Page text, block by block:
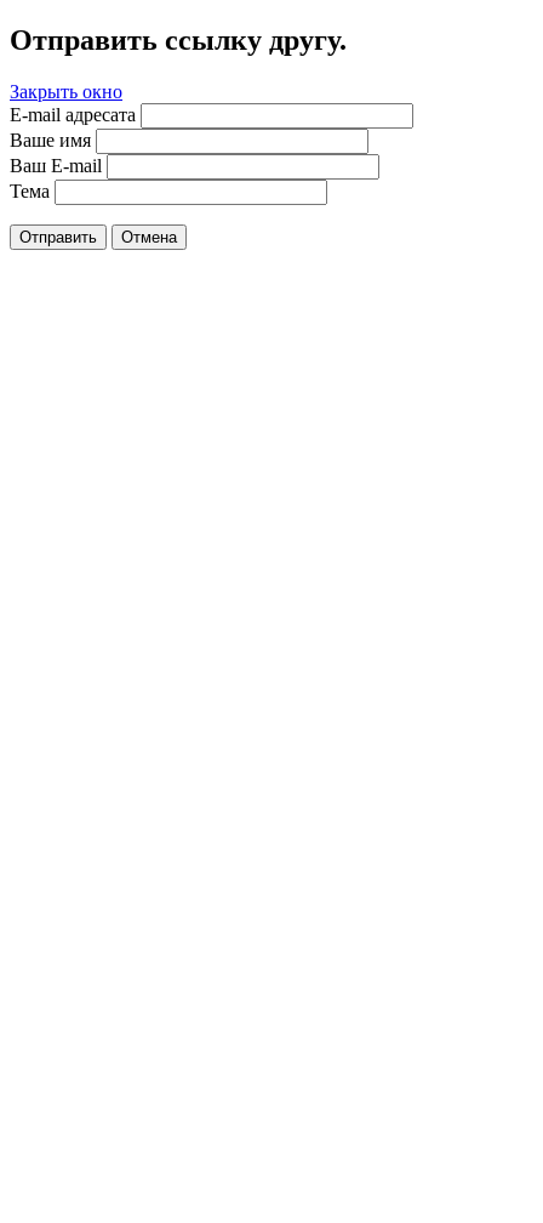
Отправить ссылку другу.
Закрыть окно
E-mail адресата
Ваше имя
Ваш E-mail
Тема
Отправить Отмена